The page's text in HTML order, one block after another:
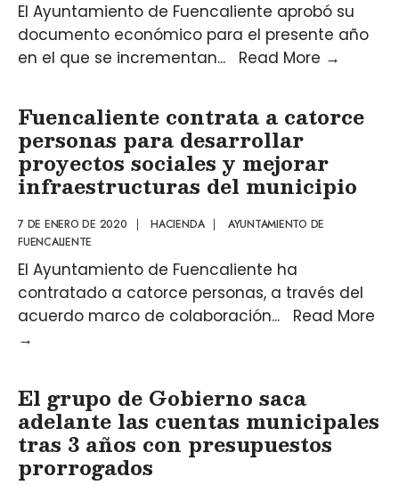
El Ayuntamiento de Fuencaliente aprobó su
documento económico para el presente año
en el que se incrementan... Read More →
Fuencaliente contrata a catorce
personas para desarrollar
proyectos sociales y mejorar
infraestructuras del municipio
7 DE ENERO DE 2020 HACIENDA
AYUNTAMIENTO DE
FUENCALIENTE
El Ayuntamiento de Fuencaliente ha
contratado a catorce personas, a través del
acuerdo marco de colaboración...
Read More
→
El grupo de Gobierno saca
adelante las cuentas municipales
tras 3 años con presupuestos
prorrogados